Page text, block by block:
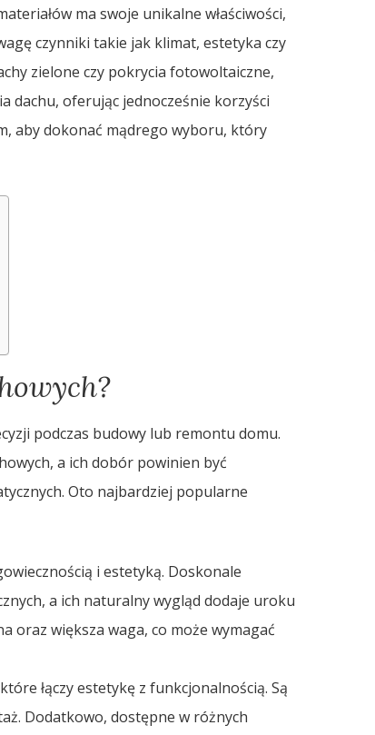
ma swoje unikalne właściwości,
czynniki takie jak klimat, estetyka czy
zielone czy pokrycia fotowoltaiczne,
dachu, oferując jednocześnie korzyści
aby dokonać mądrego wyboru, który
podczas budowy lub remontu domu.
a ich dobór powinien być
Oto najbardziej popularne
i estetyką. Doskonale
a ich naturalny wygląd dodaje uroku
oraz większa waga, co może wymagać
łączy estetykę z funkcjonalnością. Są
Dodatkowo, dostępne w różnych